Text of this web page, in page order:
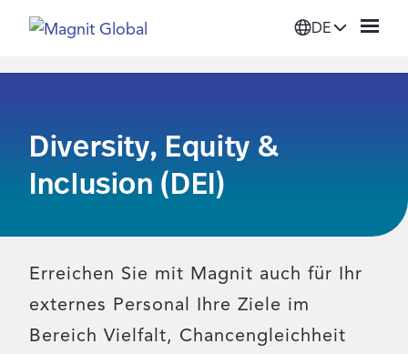
DE
Lösungen
Unsere Partner
Diversity, Equity &
Inclusion (DEI)
Erreichen Sie mit Magnit auch für Ihr
externes Personal Ihre Ziele im
Bereich Vielfalt, Chancengleichheit